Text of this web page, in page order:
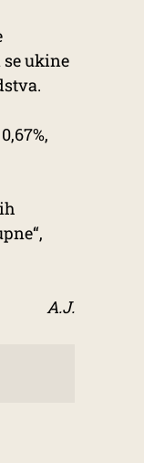
se ukine
A.J.